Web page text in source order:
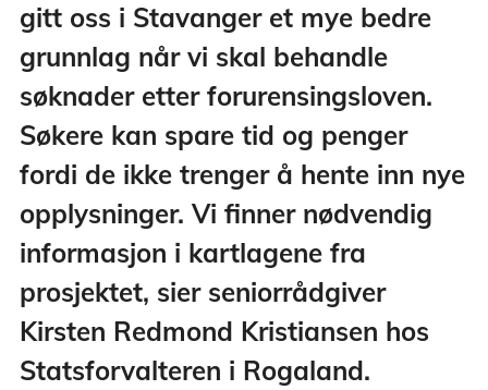
gitt oss i Stavanger et mye bedre
grunnlag når vi skal behandle
søknader etter forurensingsloven.
Søkere kan spare tid og penger
fordi de ikke trenger å hente inn nye
opplysninger. Vi finner nødvendig
informasjon i kartlagene fra
prosjektet, sier seniorrådgiver
Kirsten Redmond Kristiansen hos
Statsforvalteren i Rogaland.